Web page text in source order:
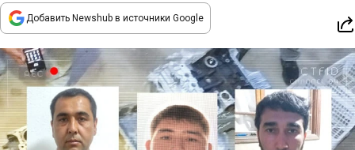
Добавить Newshub в источники Google